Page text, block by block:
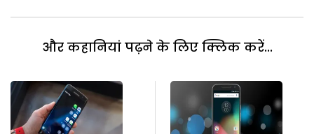
और कहानियां पढ़ने के लिए क्लिक करें...